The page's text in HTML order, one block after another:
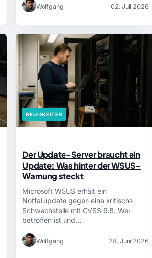
Wolfgang 02. Juli 2026
NEUIGKEITEN
Der Update-Server braucht ein
Update: Was hinter der WSUS-
Warnung steckt
Microsoft WSUS erhält ein
Notfallupdate gegen eine kritische
Schwachstelle mit CVSS 9.8. Wer
betroffen ist und…
Wolfgang 28. Juni 2026